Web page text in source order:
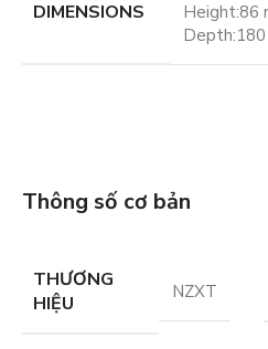
DIMENSIONS
Height:86
Thông số cơ bản
THƯƠNG
HIỆU
NZXT